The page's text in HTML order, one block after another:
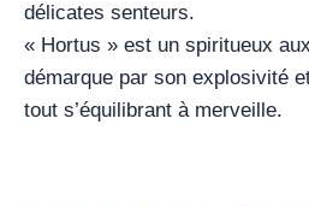
délicates senteurs.
« Hortus » est un spiritueux
démarque par son explosivité
tout s’équilibrant à merveille.